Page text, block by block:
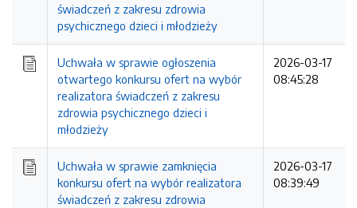
świadczeń z zakresu zdrowia
psychicznego dzieci i młodzieży
Uchwała w sprawie ogłoszenia
otwartego konkursu ofert na wybór
realizatora świadczeń z zakresu
zdrowia psychicznego dzieci i
młodzieży
2026-03-17
08:45:28
Uchwała w sprawie zamknięcia
konkursu ofert na wybór realizatora
świadczeń z zakresu zdrowia
2026-03-17
08:39:49